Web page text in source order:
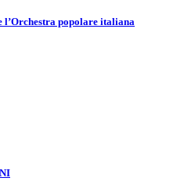
l’Orchestra popolare italiana